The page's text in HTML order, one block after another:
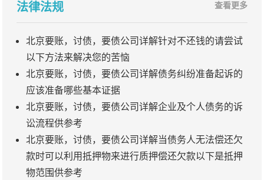
法律法规 查看更多
北京要账，讨债，要债公司详解针对不还钱的请尝试
以下方法来解决您的苦恼
北京要账，讨债，要债公司详解债务纠纷准备起诉的
应该准备哪些基本证据
北京要账，讨债，要债公司详解企业及个人债务的诉
讼流程供参考
北京要账，讨债，要债公司详解当债务人无法偿还欠
款时可以利用抵押物来进行质押偿还欠款以下是抵押
物范围供参考